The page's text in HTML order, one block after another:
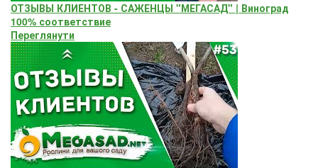
ОТЗЫВЫ КЛИЕНТОВ - САЖЕНЦЫ "МЕГАСАД" | Виноград
100% соответствие
Переглянути